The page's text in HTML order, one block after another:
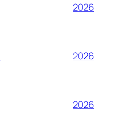
2026
2026
2026